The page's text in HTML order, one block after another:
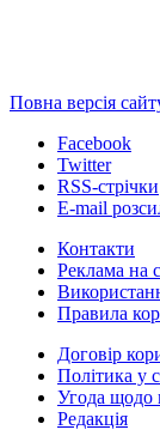
Повна версія
Facebook
Twitter
RSS-стрічки
E-mail
Контакти
Реклама на
Правила
Договір
Політика у
Угода щодо
Редакція